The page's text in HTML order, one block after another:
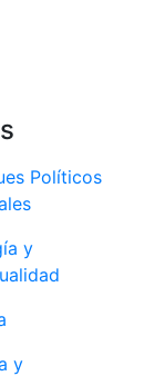
Políticos
y
y